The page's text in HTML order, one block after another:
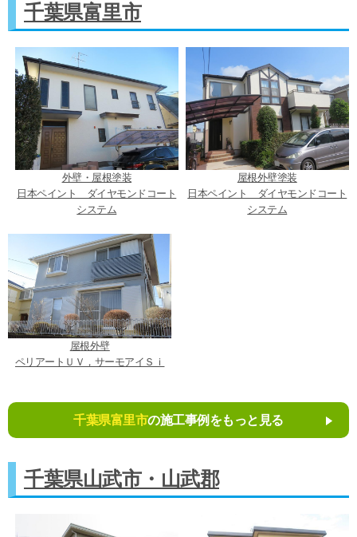
千葉県富里市
外壁・屋根塗装
日本ペイント ダイヤモンドコート
システム
屋根外壁塗装
日本ペイント ダイヤモンドコート
システム
屋根外壁
ペリアートＵＶ，サーモアイＳｉ
千葉県富里市の施工事例をもっと見る
千葉県山武市・山武郡